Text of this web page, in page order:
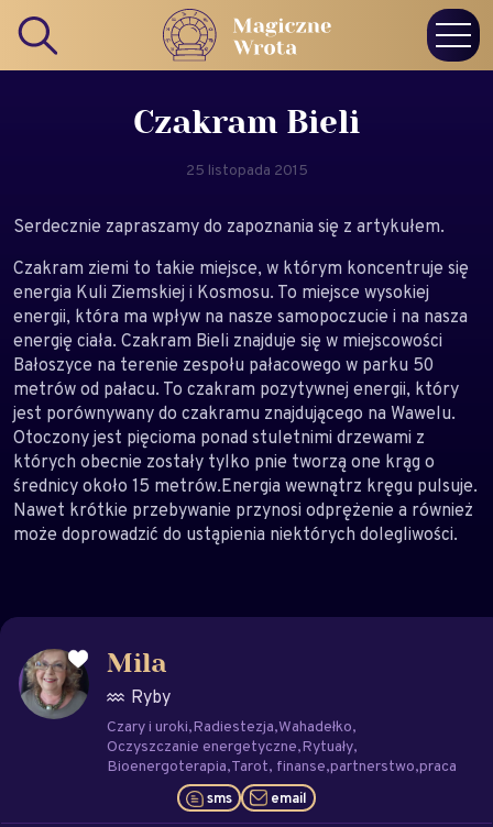
Czakram Bieli
25 listopada 2015
Serdecznie zapraszamy do zapoznania się z artykułem.
Czakram ziemi to takie miejsce, w którym koncentruje się
energia Kuli Ziemskiej i Kosmosu. To miejsce wysokiej
energii, która ma wpływ na nasze samopoczucie i na nasza
energię ciała. Czakram Bieli znajduje się w miejscowości
Bałoszyce na terenie zespołu pałacowego w parku 50
metrów od pałacu. To czakram pozytywnej energii, który
jest porównywany do czakramu znajdującego na Wawelu.
Otoczony jest pięcioma ponad stuletnimi drzewami z
których obecnie zostały tylko pnie tworzą one krąg o
średnicy około 15 metrów.Energia wewnątrz kręgu pulsuje.
Nawet krótkie przebywanie przynosi odprężenie a również
może doprowadzić do ustąpienia niektórych dolegliwości.
Mila
Ryby
Czary i uroki Radiestezja Wahadełko
Oczyszczanie energetyczne Rytuały
Bioenergoterapia Tarot finanse partnerstwo praca
sms email